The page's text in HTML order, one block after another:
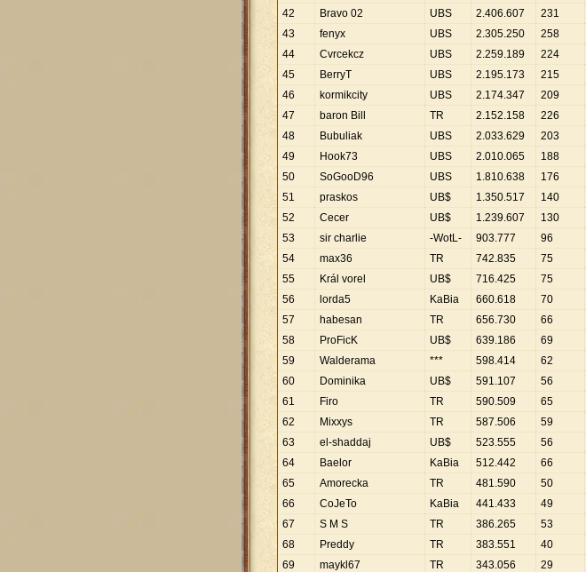
42
Bravo 02 UBS 2.406.607 231
43
fenyx UBS 2.305.250 258
44
Cvrcekcz UBS 2.259.189 224
45
BerryT UBS 2.195.173 215
46
kormikcity UBS 2.174.347 209
47
baron Bill TR 2.152.158 226
48
Bubuliak UBS 2.033.629 203
49
Hook73 UBS 2.010.065 188
50
SoGooD96 UBS 1.810.638 176
51
praskos UB$ 1.350.517 140
52
Cecer UB$ 1.239.607 130
53
sir charlie -WotL- 903.777 96
54
max36 TR 742.835 75
55
Král vorel UB$ 716.425 75
56
lorda5 KaBia 660.618 70
57
habesan TR 656.730 66
58
ProFicK UB$ 639.186 69
59
Walderama *** 598.414 62
60
Dominika UB$ 591.107 56
61
Firo TR 590.509 65
62
Mixxys TR 587.506 59
63
el-shaddaj UB$ 523.555 56
64
Baelor KaBia 512.442 66
65
Amorecka TR 481.590 50
66
CoJeTo KaBia 441.433 49
67
S M S TR 386.265 53
68
Preddy TR 383.551 40
69
maykl67 TR 343.056 29